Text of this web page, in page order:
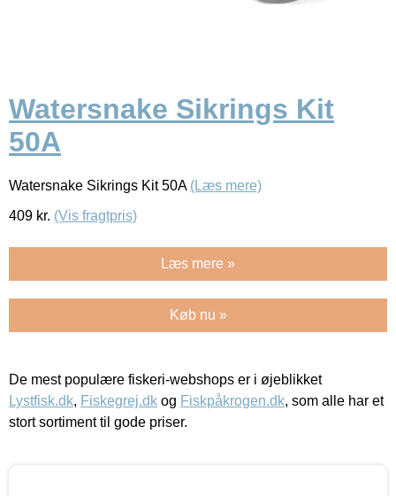
Watersnake Sikrings Kit
50A
Watersnake Sikrings Kit 50A (Læs mere)
409 kr. (Vis fragtpris)
Læs mere »
Køb nu »
De mest populære fiskeri-webshops er i øjeblikket
Lystfisk.dk, Fiskegrej.dk og Fiskpåkrogen.dk, som alle har et
stort sortiment til gode priser.